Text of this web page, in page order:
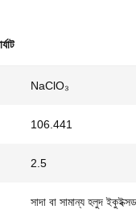
NaClO₃
106.441
2.5
সাদা বা সামান্য হলুদ